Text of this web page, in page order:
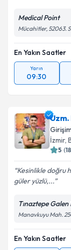
Medical Point
Mücahitler, 52063.
En Yakın Saatler
Yarın
09:30
İzmir,
5 (18
Kesinlikle doğru
güler yüzlü,...
Tınaztepe
Manavkuyu Mah.
En Yakın Saatler